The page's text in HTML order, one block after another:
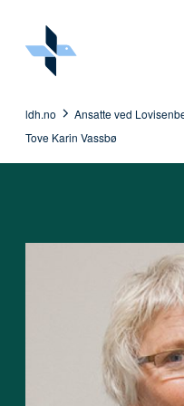
ldh.no
Ansatte ved
Tove Karin Vassbø